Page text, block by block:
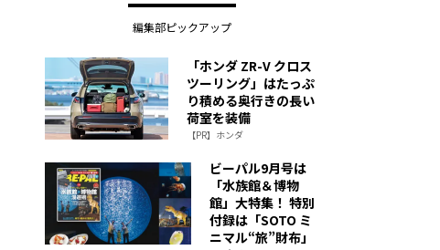
編集部ピックアップ
「ホンダ ZR-V クロス
ツーリング」はたっぷ
り積める奥行きの長い
荷室を装備
【PR】ホンダ
ビーパル9月号は
「水族館＆博物
館」大特集！ 特別
付録は「SOTO ミ
ニマル“旅”財布」